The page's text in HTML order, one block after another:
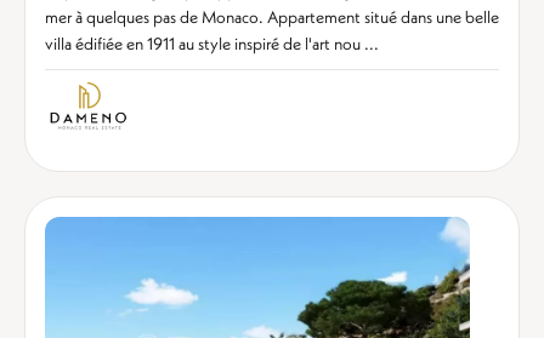
mer à quelques pas de Monaco. Appartement situé dans une belle
villa édifiée en 1911 au style inspiré de l'art nou ...